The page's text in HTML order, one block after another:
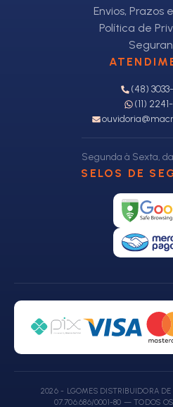
Envios, Prazos
Política de
(48)
(11)
Segunda à Sexta,
SELOS DE
2026 - LGOMES DISTRIBUIDORA
07.706.686/0001-80 — TODOS OS